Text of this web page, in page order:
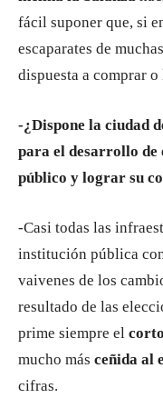
fácil suponer que, si
escaparates de
dispuesta a comprar
-¿Dispone la ciudad
para el desarrollo
público y lograr su
-Casi todas las
institución pública
vaivenes de los
resultado de las
prime siempre el
mucho más ceñida al
cifras.